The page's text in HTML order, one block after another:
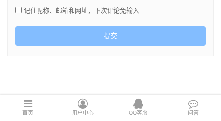
记住昵称、邮箱和网址，下次评论免输入
提交
Copyright © 2021 cghsj.com 版权所有 Powered by 绘世界
首页 用户中心 QQ客服 问答